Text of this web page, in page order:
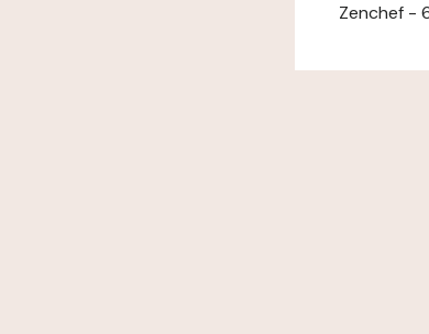
Zenchef -